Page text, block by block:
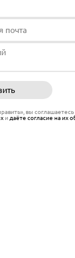
вы
и даёте согласие на их